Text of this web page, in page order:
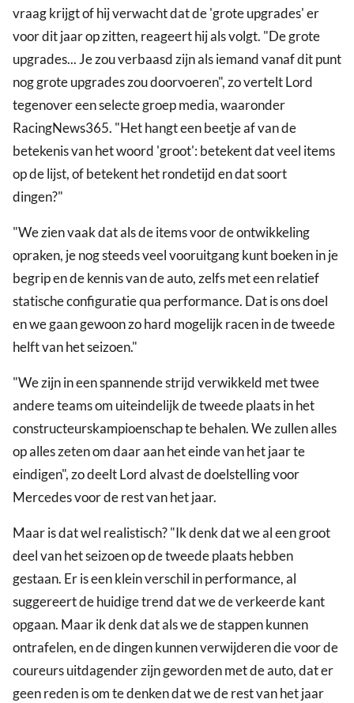
vraag krijgt of hij verwacht dat de 'grote upgrades' er
voor dit jaar op zitten, reageert hij als volgt. "De grote
upgrades... Je zou verbaasd zijn als iemand vanaf dit punt
nog grote upgrades zou doorvoeren", zo vertelt Lord
tegenover een selecte groep media, waaronder
RacingNews365. "Het hangt een beetje af van de
betekenis van het woord 'groot': betekent dat veel items
op de lijst, of betekent het rondetijd en dat soort
dingen?"
"We zien vaak dat als de items voor de ontwikkeling
opraken, je nog steeds veel vooruitgang kunt boeken in je
begrip en de kennis van de auto, zelfs met een relatief
statische configuratie qua performance. Dat is ons doel
en we gaan gewoon zo hard mogelijk racen in de tweede
helft van het seizoen."
"We zijn in een spannende strijd verwikkeld met twee
andere teams om uiteindelijk de tweede plaats in het
constructeurskampioenschap te behalen. We zullen alles
op alles zeten om daar aan het einde van het jaar te
eindigen", zo deelt Lord alvast de doelstelling voor
Mercedes voor de rest van het jaar.
Maar is dat wel realistisch? "Ik denk dat we al een groot
deel van het seizoen op de tweede plaats hebben
gestaan. Er is een klein verschil in performance, al
suggereert de huidige trend dat we de verkeerde kant
opgaan. Maar ik denk dat als we de stappen kunnen
ontrafelen, en de dingen kunnen verwijderen die voor de
coureurs uitdagender zijn geworden met de auto, dat er
geen reden is om te denken dat we de rest van het jaar